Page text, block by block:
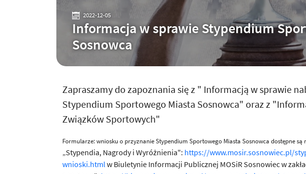
2022-12-05
Informacja w sprawie Stypendium
Sosnowca
Zapraszamy do zapoznania się z " Informacją w sprawie
Stypendium Sportowego Miasta Sosnowca" oraz z
Związków Sportowych"
Formularze: wniosku o przyznanie Stypendium Sportowego Miasta Sosnowca dostępne są
„Stypendia, Nagrody i Wyróżnienia": https://www.mosir.sosnowiec.pl/
wnioski.htmlw Biuletynie Informacji Publicznej MOSiR Sosnowiec w